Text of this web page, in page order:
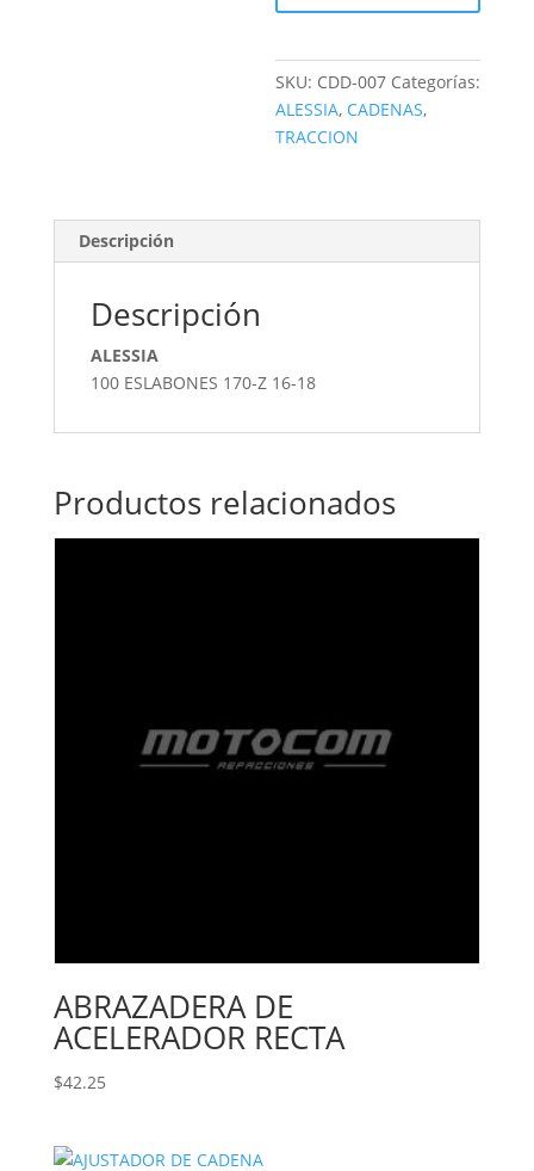
SKU: CDD-007 Categorías:
ALESSIA, CADENAS,
TRACCION
Descripción
Descripción
ALESSIA
100 ESLABONES 170-Z 16-18
Productos relacionados
ABRAZADERA DE
ACELERADOR RECTA
$42.25